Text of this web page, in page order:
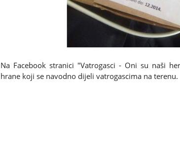
Na Facebook stranici "Vatrogasci - Oni su naši
hrane koji se navodno dijeli vatrogascima na terenu.